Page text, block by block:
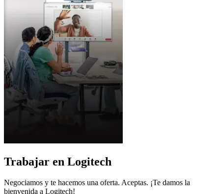
Trabajar en Logitech
Negociamos y te hacemos una oferta. Aceptas. ¡Te damos la
bienvenida a Logitech!